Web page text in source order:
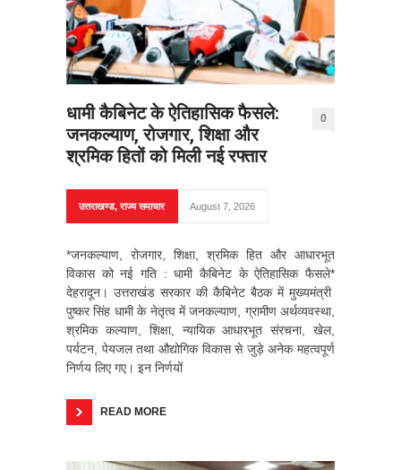
धामी कैबिनेट के ऐतिहासिक फैसले:
जनकल्याण, रोजगार, शिक्षा और
श्रमिक हितों को मिली नई रफ्तार
0
उत्तराखण्ड,राज्य समाचार August 7, 2026
*जनकल्याण, रोजगार, शिक्षा, श्रमिक हित और आधारभूत
विकास को नई गति : धामी कैबिनेट के ऐतिहासिक फैसले*
देहरादून। उत्तराखंड सरकार की कैबिनेट बैठक में मुख्यमंत्री
पुष्कर सिंह धामी के नेतृत्व में जनकल्याण, ग्रामीण अर्थव्यवस्था,
श्रमिक कल्याण, शिक्षा, न्यायिक आधारभूत संरचना, खेल,
पर्यटन, पेयजल तथा औद्योगिक विकास से जुड़े अनेक महत्वपूर्ण
निर्णय लिए गए। इन निर्णयों
READ MORE